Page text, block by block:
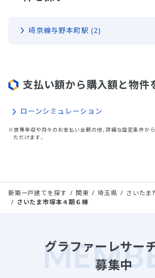
埼京線与野本町駅 (2)
支払い額から購入額と物件
ローンシミュレーション
※世帯年収や月々のお支払い金額の他、詳細な設定条件か
ただけます。
新築一戸建てを探す 関東 埼玉県
さいたま
さいたま市塚本４期６棟
グラファーレサー
募集中